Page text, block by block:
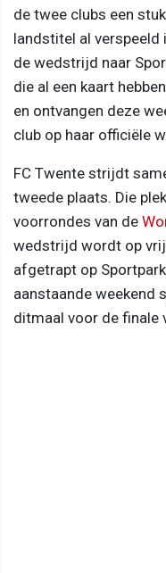
de twee clubs een
landstitel al verspeeld
de wedstrijd naar
die al een kaart
en ontvangen deze
club op haar officiële
FC Twente strijdt
tweede plaats. Die
voorrondes van de
wedstrijd wordt op
afgetrapt op
aanstaande weekend
ditmaal voor de finale